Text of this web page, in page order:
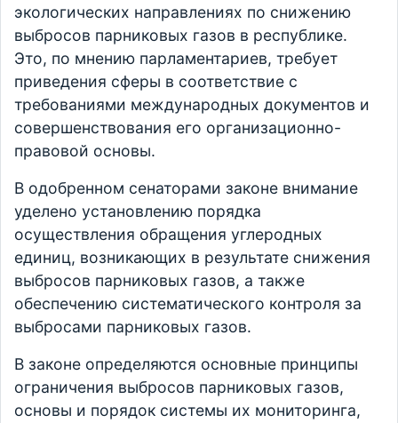
экологических направлениях по снижению
выбросов парниковых газов в республике.
Это, по мнению парламентариев, требует
приведения сферы в соответствие с
требованиями международных документов и
совершенствования его организационно-
правовой основы.
В одобренном сенаторами законе внимание
уделено установлению порядка
осуществления обращения углеродных
единиц, возникающих в результате снижения
выбросов парниковых газов, а также
обеспечению систематического контроля за
выбросами парниковых газов.
В законе определяются основные принципы
ограничения выбросов парниковых газов,
основы и порядок системы их мониторинга,